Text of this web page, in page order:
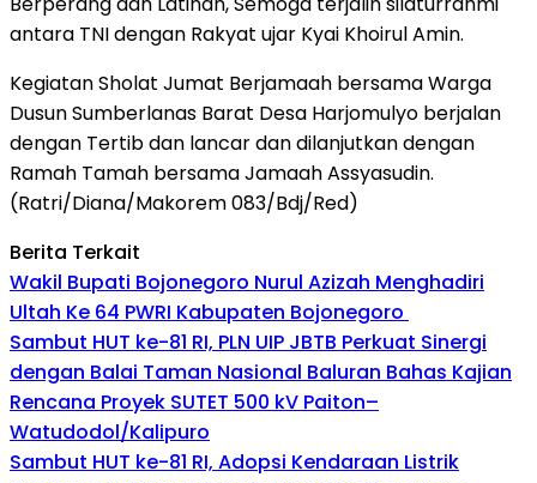
antara TNI dengan Rakyat ujar Kyai Khoirul Amin.
Kegiatan Sholat Jumat Berjamaah bersama Warga
Dusun Sumberlanas Barat Desa Harjomulyo berjalan
dengan Tertib dan lancar dan dilanjutkan dengan
Ramah Tamah bersama Jamaah Assyasudin.
(Ratri/Diana/Makorem 083/Bdj/Red)
Berita Terkait
Wakil Bupati Bojonegoro Nurul Azizah Menghadiri
Ultah Ke 64 PWRI Kabupaten Bojonegoro
Sambut HUT ke-81 RI, PLN UIP JBTB Perkuat Sinergi
dengan Balai Taman Nasional Baluran Bahas Kajian
Rencana Proyek SUTET 500 kV Paiton–
Watudodol/Kalipuro
Sambut HUT ke-81 RI, Adopsi Kendaraan Listrik